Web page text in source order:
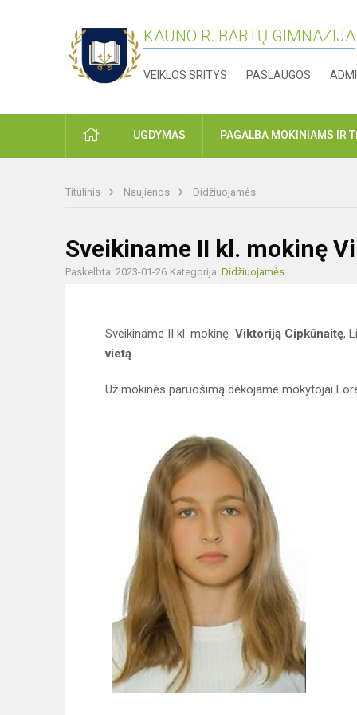
KAUNO R. BABTŲ GIMNAZIJA
VEIKLOS SRITYS PASLAUGOS
PRADŽIAUGDYMAS PAGALBA MOKINIAMS IR
Titulinis Naujienos Didžiuojamės
Sveikiname II kl. mokinę
Paskelbta: 2023-01-26 Kategorija: Didžiuojamės
Sveikiname II kl. mokinę Viktoriją Cipkūnaitę,
vietą.
Už mokinės paruošimą dėkojame mokytojai